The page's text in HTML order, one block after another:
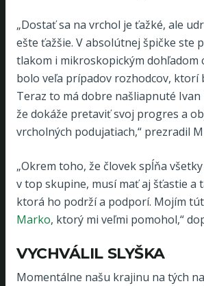
„Dostať sa na vrchol je ťažké, ale
ešte ťažšie. V absolútnej špičke ste
tlakom i mikroskopickým dohľadom
bolo veľa prípadov rozhodcov, ktorí
Teraz to má dobre našliapnuté Ivan
že dokáže pretaviť svoj progres a
vrcholných podujatiach,“ prezradil
„Okrem toho, že človek spĺňa
v top skupine, musí mať aj šťastie a
ktorá ho podrží a podporí. Mojím
Marko, ktorý mi veľmi pomohol,“
VYCHVÁLIL SLYŠKA
Momentálne našu krajinu na tých